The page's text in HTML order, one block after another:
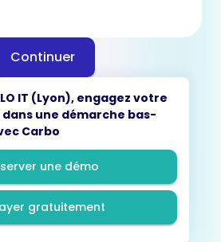
Continuer
IT (Lyon), engagez votre
une démarche bas-
Carbo
une démo
gratuitement